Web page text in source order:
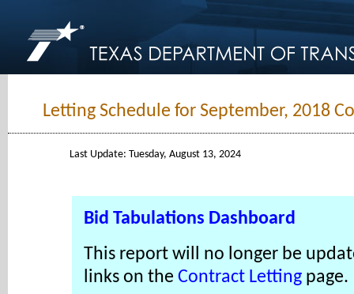
Letting Schedule for September, 2018
Last Update: Tuesday, August 13, 2024
Bid Tabulations Dashboard
This report will no longer be
links on the Contract Letting page.